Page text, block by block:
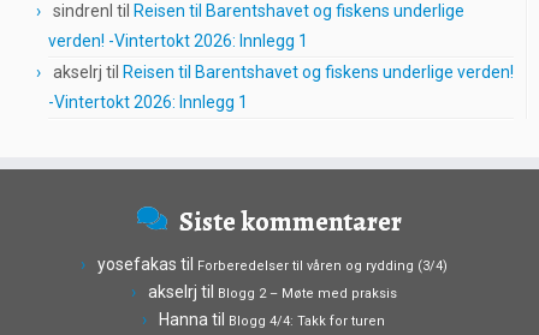
sindrenl til Reisen til Barentshavet og fiskens underlige
verden! -Vintertokt 2026: Innlegg 1
akselrj til Reisen til Barentshavet og fiskens underlige verden!
-Vintertokt 2026: Innlegg 1
Siste kommentarer
yosefakas til Forberedelser til våren og rydding (3/4)
akselrj til Blogg 2 – Møte med praksis
Hanna til Blogg 4/4: Takk for turen